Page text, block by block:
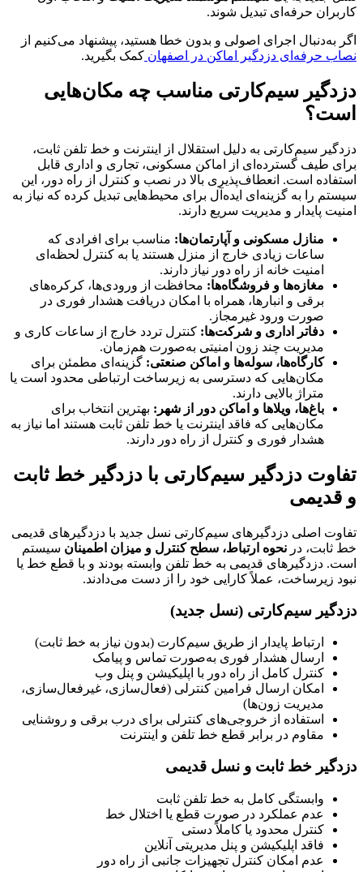
کاربران حرفه‌ای تبدیل شوند.
اگر به‌دنبال اجرای اصولی و بدون خطا هستید، پیشنهاد می‌کنیم از
نصاب حرفه‌ای دزدگیر اماکن در اصفهان کمک بگیرید.
دزدگیر سیم‌کارتی مناسب چه مکان‌هایی
است؟
دزدگیر سیم‌کارتی به دلیل استقلال از اینترنت و خط تلفن ثابت،
برای طیف گسترده‌ای از اماکن مسکونی، تجاری و اداری قابل
استفاده است. انعطاف‌پذیری بالا در نصب و کنترل از راه دور، این
سیستم را به گزینه‌ای ایده‌آل برای محیط‌هایی تبدیل کرده که نیاز به
امنیت پایدار و مدیریت سریع دارند.
منازل مسکونی و آپارتمان‌ها: مناسب برای افرادی که
ساعات زیادی خارج از منزل هستند یا به کنترل لحظه‌ای
امنیت خانه از راه دور نیاز دارند.
مغازه‌ها و فروشگاه‌ها: محافظت از ورودی‌ها، کرکره‌های
برقی و انبارها، همراه با امکان دریافت هشدار فوری در
صورت ورود غیرمجاز.
دفاتر اداری و شرکت‌ها: کنترل تردد خارج از ساعات کاری و
مدیریت چند زون امنیتی به‌صورت هم‌زمان.
کارگاه‌ها، سوله‌ها و اماکن صنعتی: گزینه‌ای مطمئن برای
مکان‌هایی که دسترسی به زیرساخت ارتباطی محدود است یا
متراژ بالایی دارند.
باغ‌ها، ویلاها و اماکن دور از شهر: بهترین انتخاب برای
مکان‌هایی که فاقد اینترنت یا خط تلفن ثابت هستند اما نیاز به
هشدار فوری و کنترل از راه دور دارند.
تفاوت دزدگیر سیم‌کارتی با دزدگیر خط ثابت
و قدیمی
تفاوت اصلی دزدگیرهای سیم‌کارتی نسل جدید با دزدگیرهای قدیمی
خط ثابت، در نحوه ارتباط، سطح کنترل و میزان اطمینان سیستم
است. دزدگیرهای قدیمی به خط تلفن وابسته بودند و با قطع خط یا
نبود زیرساخت، عملاً کارایی خود را از دست می‌دادند.
دزدگیر سیم‌کارتی (نسل جدید)
ارتباط پایدار از طریق سیم‌کارت (بدون نیاز به خط ثابت)
ارسال هشدار فوری به‌صورت تماس و پیامک
کنترل کامل از راه دور با اپلیکیشن و پنل وب
امکان ارسال فرامین کنترلی (فعال‌سازی، غیرفعال‌سازی،
مدیریت زون‌ها)
استفاده از خروجی‌های کنترلی برای درب برقی و روشنایی
مقاوم در برابر قطع خط تلفن و اینترنت
دزدگیر خط ثابت و نسل قدیمی
وابستگی کامل به خط تلفن ثابت
عدم عملکرد در صورت قطع یا اختلال خط
کنترل محدود یا کاملاً دستی
فاقد اپلیکیشن و پنل مدیریتی آنلاین
عدم امکان کنترل تجهیزات جانبی از راه دور